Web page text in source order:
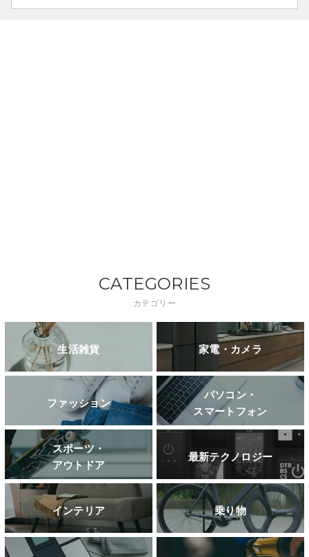
CATEGORIES
カテゴリー
生活雑貨 家電・カメラ
ファッション
パソコン・
スマートフォン
スポーツ・
アウトドア
最新テクノロジー
インテリア 乗り物